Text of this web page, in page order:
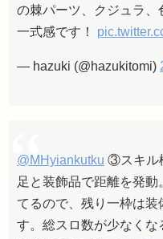
の棘パーツ、クジュラ
一式感です！
— hazuki (@hazukitomi)
@MHyiankutku ③スキル
足と装飾品で距離を発
てるので、残り一枠は装
す。総スロ数が少なく